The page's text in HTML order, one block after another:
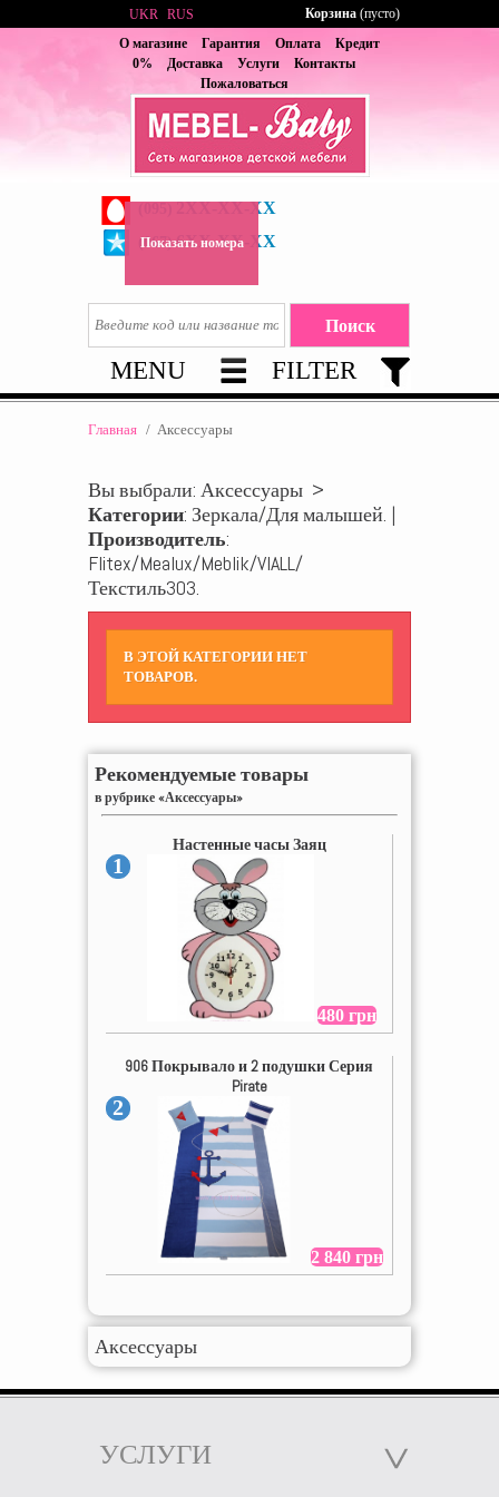
О магазине Гарантия Оплата
Кредит
0%
Доставка Услуги
Контакты
Пожаловаться
2XX-XX-XX
(067) 6XX-XX-XX
Показать номера
UKR RUS Корзина (пусто)
MENU FILTER
Главная / Аксессуары
Вы выбрали: Аксессуары >
Категории: Зеркала/Для малышей. |
Производитель:
Flitex/Mealux/Meblik/VIALL/
Текстиль303.
В ЭТОЙ КАТЕГОРИИ НЕТ
ТОВАРОВ.
Рекомендуемые товары
в рубрике «Аксессуары»
Настенные часы Заяц
1
480 грн
906 Покрывало и 2 подушки Серия
Pirate
2
2 840 грн
Аксессуары
УСЛУГИ